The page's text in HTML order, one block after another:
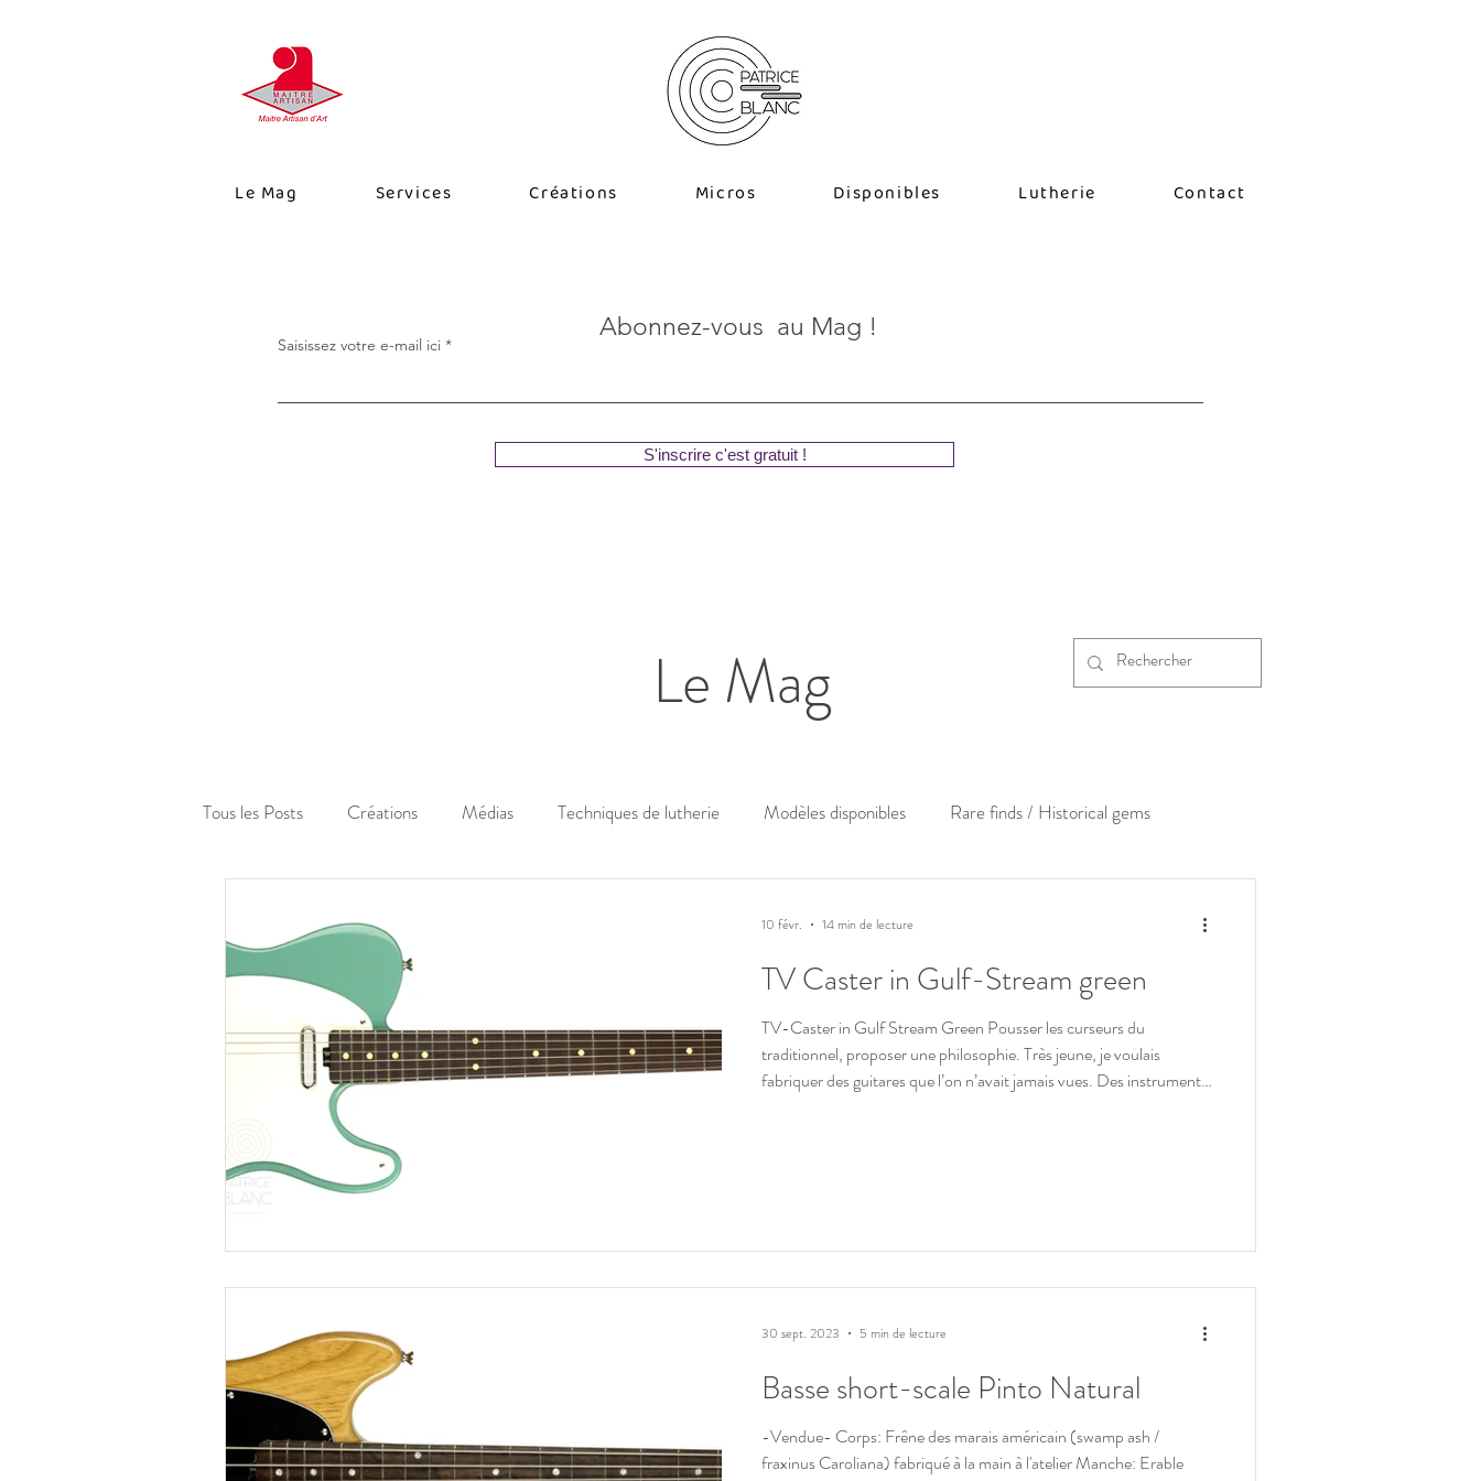
Le Mag Services Créations Micros Disponibles Lutherie Contact
Abonnez-vous au Mag !
Saisissez votre e-mail ici
S'inscrire c'est gratuit !
Le Mag
Tous les Posts Créations Médias Techniques de lutherie Modèles disponibles Rare finds / Historical gems
TV Caster in Gulf-Stream green
TV-Caster in Gulf Stream Green Pousser les curseurs du
traditionnel, proposer une philosophie. Très jeune, je voulais
fabriquer des guitares que l’on n’avait jamais vues. Des instruments
10 févr. 14 min de lecture
Basse short-scale Pinto Natural
-Vendue- Corps: Frêne des marais américain (swamp ash /
fraxinus Caroliana) fabriqué à la main à l'atelier Manche: Erable
30 sept. 2023 5 min de lecture